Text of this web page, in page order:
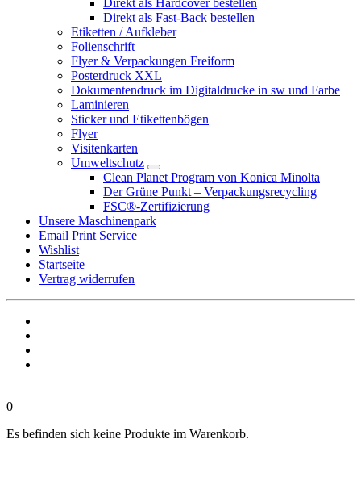
Direkt als Hardcover bestellen
Direkt als Fast-Back bestellen
Etiketten / Aufkleber
Folienschrift
Flyer & Verpackungen Freiform
Posterdruck XXL
Dokumentendruck im Digitaldrucke in sw und Farbe
Laminieren
Sticker und Etikettenbögen
Flyer
Visitenkarten
Umweltschutz
Clean Planet Program von Konica Minolta
Der Grüne Punkt – Verpackungsrecycling
FSC®-Zertifizierung
Unsere Maschinenpark
Email Print Service
Wishlist
Startseite
Vertrag widerrufen
0
Es befinden sich keine Produkte im Warenkorb.